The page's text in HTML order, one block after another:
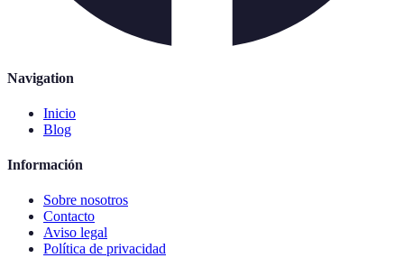
Navigation
Inicio
Blog
Información
Sobre nosotros
Contacto
Aviso legal
Política de privacidad